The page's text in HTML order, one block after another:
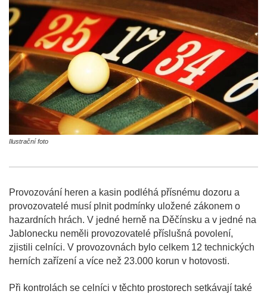
Ilustrační foto
Provozování heren a kasin podléhá přísnému dozoru a
provozovatelé musí plnit podmínky uložené zákonem o
hazardních hrách. V jedné herně na Děčínsku a v jedné na
Jablonecku neměli provozovatelé příslušná povolení,
zjistili celníci. V provozovnách bylo celkem 12 technických
herních zařízení a více než 23.000 korun v hotovosti.
Při kontrolách se celníci v těchto prostorech setkávají také